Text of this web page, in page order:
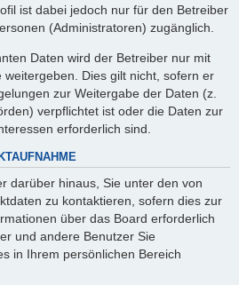
ist dabei jedoch nur für den Betreiber
(Administratoren) zugänglich.
Daten wird der Betreiber nur mit
Dies gilt nicht, sofern er
zur Weitergabe der Daten (z.
verpflichtet ist oder die Daten zur
erforderlich sind.
darüber hinaus, Sie unter den von
zu kontaktieren, sofern dies zur
über das Board erforderlich
und andere Benutzer Sie
in Ihrem persönlichen Bereich